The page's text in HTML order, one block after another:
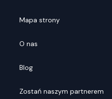
Mapa strony
O nas
Blog
Zostań naszym partnerem